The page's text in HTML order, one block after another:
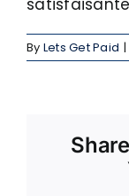
By Lets Get Paid |